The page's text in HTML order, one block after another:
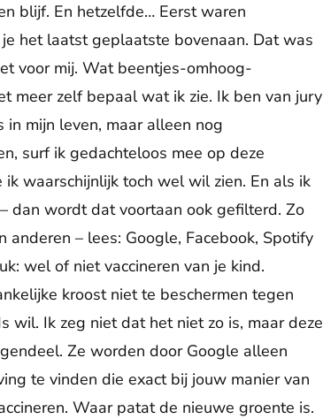
blijf. En hetzelfde… Eerst waren
het laatst geplaatste bovenaan. Dat was
voor mij. Wat beentjes-omhoog-
meer zelf bepaal wat ik zie. Ik ben van jury
mijn leven, maar alleen nog
surf ik gedachteloos mee op deze
waarschijnlijk toch wel wil zien. En als ik
dan wordt dat voortaan ook gefilterd. Zo
– lees: Google, Facebook, Spotify
wel of niet vaccineren van je kind.
kroost niet te beschermen tegen
wil. Ik zeg niet dat het niet zo is, maar deze
Ze worden door Google alleen
te vinden die exact bij jouw manier van
Waar patat de nieuwe groente is.